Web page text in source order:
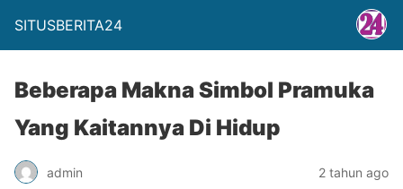
SITUSBERITA24
Beberapa Makna Simbol Pramuka
Yang Kaitannya Di Hidup
admin 2 tahun ago